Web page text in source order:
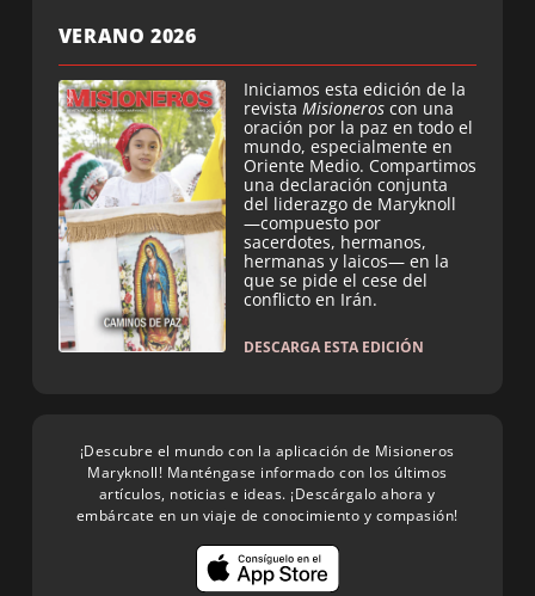
VERANO 2026
Iniciamos esta edición de la
revista Misioneros con una
oración por la paz en todo el
mundo, especialmente en
Oriente Medio. Compartimos
una declaración conjunta
del liderazgo de Maryknoll
—compuesto por
sacerdotes, hermanos,
hermanas y laicos— en la
que se pide el cese del
conflicto en Irán.
DESCARGA ESTA EDICIÓN
¡Descubre el mundo con la aplicación de Misioneros
Maryknoll! Manténgase informado con los últimos
artículos, noticias e ideas. ¡Descárgalo ahora y
embárcate en un viaje de conocimiento y compasión!